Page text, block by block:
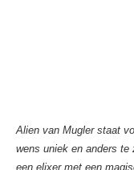
Alien van Mugler staat
wens uniek en anders te
een elixer met een